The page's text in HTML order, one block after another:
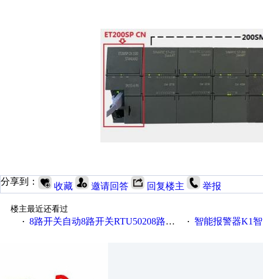
分享到： 收藏 邀请回答 回复楼主 举报
楼主最近还看过
· 8路开关自动8路开关RTU50208路开关金鸽RTU5021 · 智能报警器K1智能